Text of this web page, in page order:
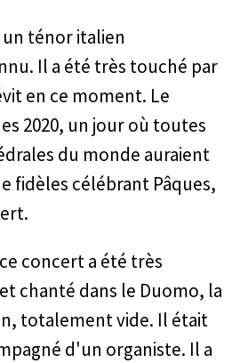
ténor italien
Il a été très touché par
en ce moment. Le
2020, un jour où toutes
du monde auraient
fidèles célébrant Pâques,
concert a été très
chanté dans le Duomo, la
totalement vide. Il était
d'un organiste. Il a